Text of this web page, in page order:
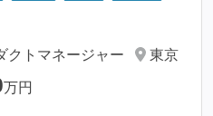
クトマネージャー
東京
万円